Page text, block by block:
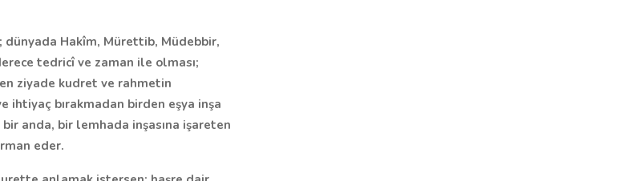
Hakîm, Mürettib, Müdebbir,
tedricî ve zaman ile olması;
ziyade kudret ve rahmetin
bırakmadan birden eşya inşa
anda, bir lemhada inşasına işareten
eder.